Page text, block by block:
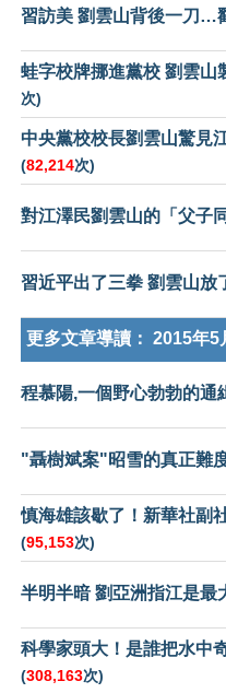
習訪美 劉雲山背後一刀…
蛙字校牌挪進黨校 劉雲山
次)
中央黨校校長劉雲山驚見
(82,214次)
對江澤民劉雲山的「父子
習近平出了三拳 劉雲山放
更多文章導讀： 2015年5
程慕陽,一個野心勃勃的通
"聶樹斌案"昭雪的真正難
慎海雄該歇了！新華社副
(95,153次)
半明半暗 劉亞洲指江是最
科學家頭大！是誰把水中
(308,163次)